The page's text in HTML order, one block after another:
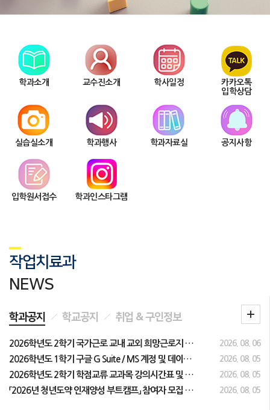
학과소개 교수진소개 학사일정
카카오톡
입학상담
실습실소개 학과행사 학과자료실 공지사항
입학원서접수 학과인스타그램
작업치료과
NEWS
학과공지
2026학년도 2학기 국가근로 교내 교외 희망근로지 신청 안내 2026. 08. 06
2026학년도 1학기 구글 G Suite / MS 계정 및 데이터 삭제 안내 2026. 08. 05
2026학년도 2학기 학점교류 교과목 강의시간표 및 수강신청 안내 2026. 08. 05
「2026년 청년도약 인재양성 부트캠프」 참여자 모집 안내 2026. 08. 05
학교공지 취업 & 구인정보